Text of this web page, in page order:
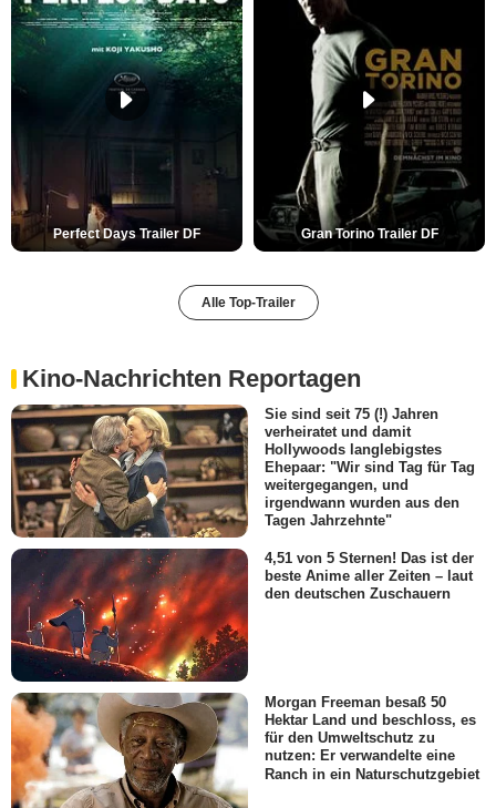
Perfect Days Trailer DF Gran Torino Trailer DF
Alle Top-Trailer
Kino-Nachrichten Reportagen
Sie sind seit 75 (!) Jahren
verheiratet und damit
Hollywoods langlebigstes
Ehepaar: "Wir sind Tag für Tag
weitergegangen, und
irgendwann wurden aus den
Tagen Jahrzehnte"
4,51 von 5 Sternen! Das ist der
beste Anime aller Zeiten – laut
den deutschen Zuschauern
Morgan Freeman besaß 50
Hektar Land und beschloss, es
für den Umweltschutz zu
nutzen: Er verwandelte eine
Ranch in ein Naturschutzgebiet